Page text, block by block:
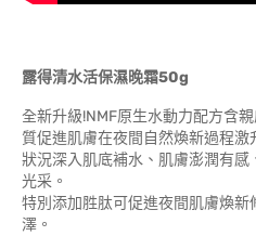
露得清水活保濕晚霜50g
全新升級!NMF原生水動力配方含
質促進肌膚在夜間自然煥新過程
狀況深入肌底補水、肌膚澎潤有
光采。
特別添加胜肽可促進夜間肌膚煥
澤。